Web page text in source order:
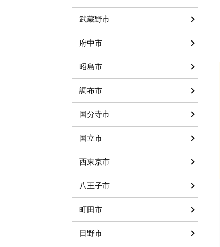
武蔵野市
府中市
昭島市
調布市
国分寺市
国立市
西東京市
八王子市
町田市
日野市